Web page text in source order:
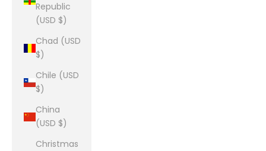
Republic
(USD $)
Chad (USD
$)
Chile (USD
$)
China
(USD $)
Christmas